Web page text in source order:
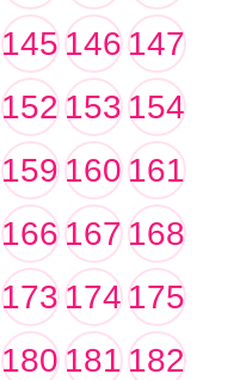
145146147
152153154
159160161
166167168
173174175
180181182